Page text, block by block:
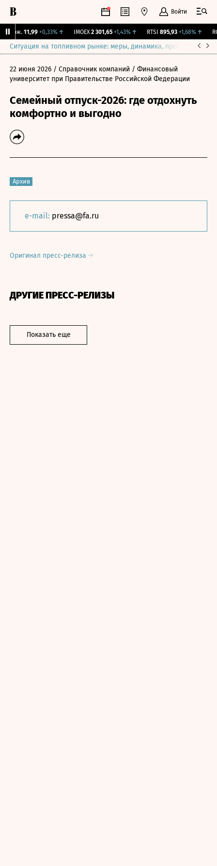
Войти
Бирж. 11,99 +0,33%↑ IMOEX 2 301,65 +1,43%↑ RTSI 895,93 +1,68%↑
Ситуация на топливном рынке: меры, динамика, прогнозы
22 июня 2026 / Справочник компаний / Финансовый
университет при Правительстве Российской Федерации
Семейный отпуск-2026: где отдохнуть
комфортно и выгодно
Архив
e-mail: pressa@fa.ru
Оригинал пресс-релиза
ДРУГИЕ ПРЕСС-РЕЛИЗЫ
Показать еще